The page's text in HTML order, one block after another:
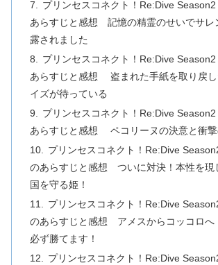
プリンセスコネクト！Re:Dive
あらすじと感想 記憶の精霊のせいでサレ
露されました
プリンセスコネクト！Re:Dive
あらすじと感想 盗まれた手紙を取り戻し
イズが待っている
プリンセスコネクト！Re:Dive
あらすじと感想 ペコリーヌの決意と衝撃
プリンセスコネクト！Re:Dive
のあらすじと感想 ついに対決！本性を現
国を守る姫！
プリンセスコネクト！Re:Dive
のあらすじと感想 アメスからコッコロへ
必ず勝てます！
プリンセスコネクト！Re:Dive